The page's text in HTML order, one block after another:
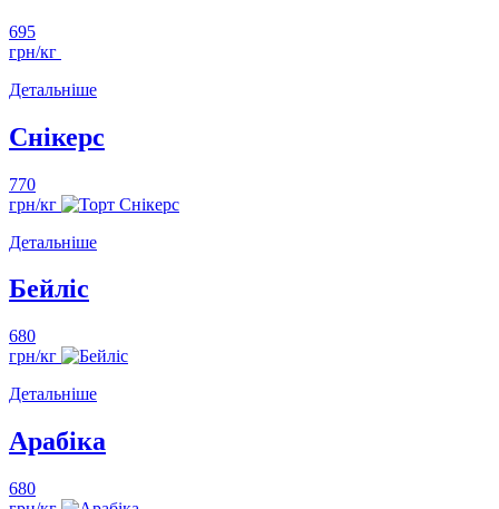
695
грн/кг
Детальніше
Снікерс
770
грн/кг
Детальніше
Бейліс
680
грн/кг
Детальніше
Арабіка
680